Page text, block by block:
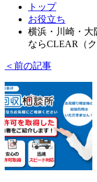
トップ
お役立ち
横浜・川崎・大
ならCLEAR（ク
＜前の記事